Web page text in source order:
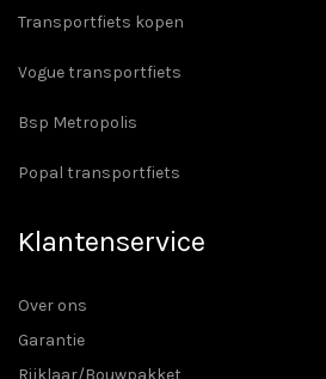
Transportfiets kopen
Vogue transportfiets
Bsp Metropolis
Popal transportfiets
Klantenservice
Over ons
Garantie
Rijklaar/Bouwpakket